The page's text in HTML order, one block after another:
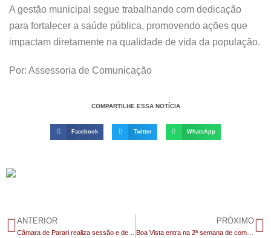
A gestão municipal segue trabalhando com dedicação
para fortalecer a saúde pública, promovendo ações que
impactam diretamente na qualidade de vida da população.
Por: Assessoria de Comunicação
COMPARTILHE ESSA NOTÍCIA
Facebook Twitter WhatsApp
ANTERIOR PRÓXIMO